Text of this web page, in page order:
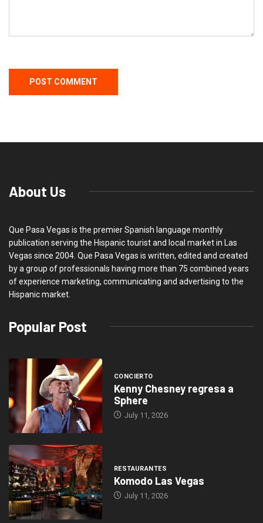
About Us
Que Pasa Vegas is the premier Spanish language monthly
publication serving the Hispanic tourist and local market in Las
Vegas since 2004. Que Pasa Vegas is written, edited and created
by a group of professionals having more than 75 combined years
of experience marketing, communicating and advertising to the
Hispanic market.
Popular Post
CONCIERTO
Kenny Chesney regresa a
Sphere
July 11, 2026
RESTAURANTES
Komodo Las Vegas
July 11, 2026